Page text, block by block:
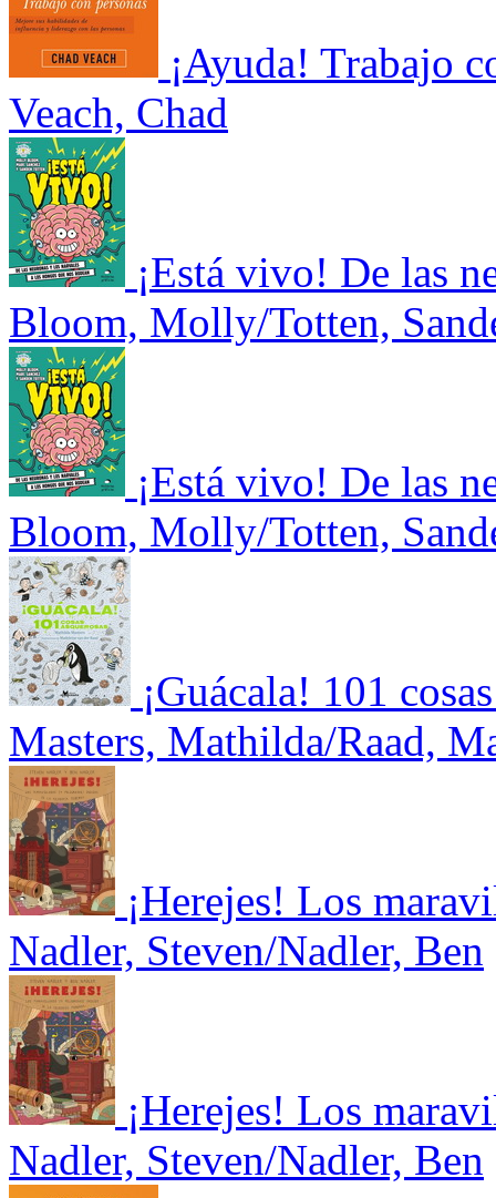
¡Ayuda! Trabajo
Veach, Chad
¡Está vivo! De las
Bloom, Molly/Totten,
¡Está vivo! De las
Bloom, Molly/Totten,
¡Guácala! 101
Masters, Mathilda/Raad,
¡Herejes! Los
Nadler, Steven/Nadler, Ben
¡Herejes! Los
Nadler, Steven/Nadler, Ben